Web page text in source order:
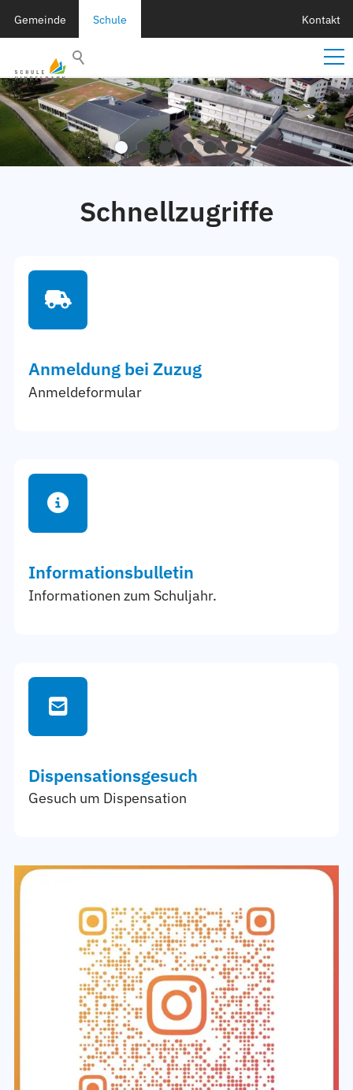
Gemeinde Schule Kontakt
Schnellzugriffe
Anmeldung bei Zuzug
Anmeldeformular
Informationsbulletin
Informationen zum Schuljahr.
Dispensationsgesuch
Gesuch um Dispensation